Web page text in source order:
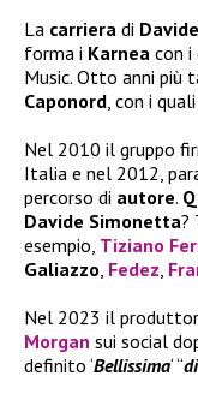
La carriera di
forma i Karnea con i
Music. Otto anni più
Caponord, con i
Nel 2010 il gruppo
Italia e nel 2012,
percorso di autore.
Davide Simonetta?
esempio, Tiziano
Galiazzo, Fedez,
Nel 2023 il
Morgan sui social
definito ‘Bellissima‘ “